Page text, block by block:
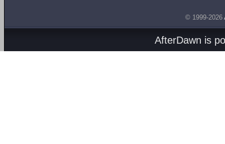
© 1999-2026
AfterDawn is